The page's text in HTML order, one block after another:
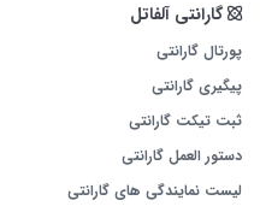
گارانتی آلفاتل
پورتال گارانتی
پیگیری گارانتی
ثبت تیکت گارانتی
دستور العمل گارانتی
لیست نمایندگی های گارانتی